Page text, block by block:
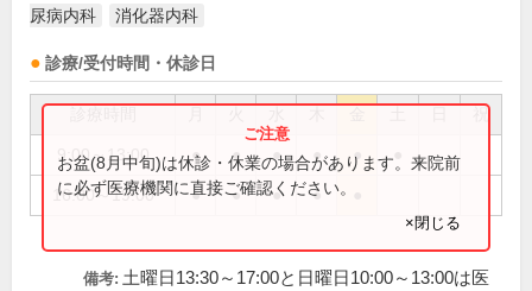
尿病内科
消化器内科
診療/受付時間・休診日
祝
9:00～13:00 ● ● ● ● ●
16:00～19:00 ● ● ● ●
お盆(8月中旬)は休診・休業の場合があります。来院前
に必ず医療機関に直接ご確認ください。
×閉じる
備考: 土曜日13:30～17:00と日曜日10:00～13:00は医